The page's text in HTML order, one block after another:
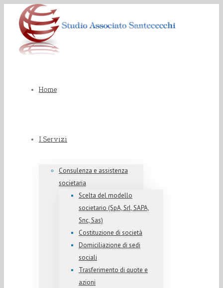
Home
I Servizi
Consulenza e assistenza
societaria
Scelta del modello
societario (SpA, Srl, SAPA,
Snc, Sas)
Costituzione di società
Domiciliazione di sedi
sociali
Trasferimento di quote e
azioni